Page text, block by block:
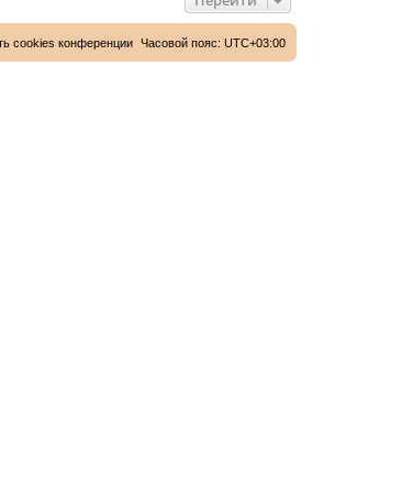
Часовой пояс: UTC+03:00
cookies конференции